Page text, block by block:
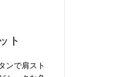
ト
ンで肩スト